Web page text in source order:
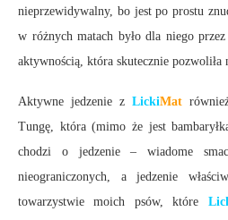
nieprzewidywalny, bo jest po prostu
w różnych matach było dla niego
aktywnością, która skutecznie
Aktywne jedzenie z LickiMatrównież
Tungę, która (mimo że jest
chodzi o jedzenie – wiadome
nieograniczonych, a jedzenie
towarzystwie moich psów, które